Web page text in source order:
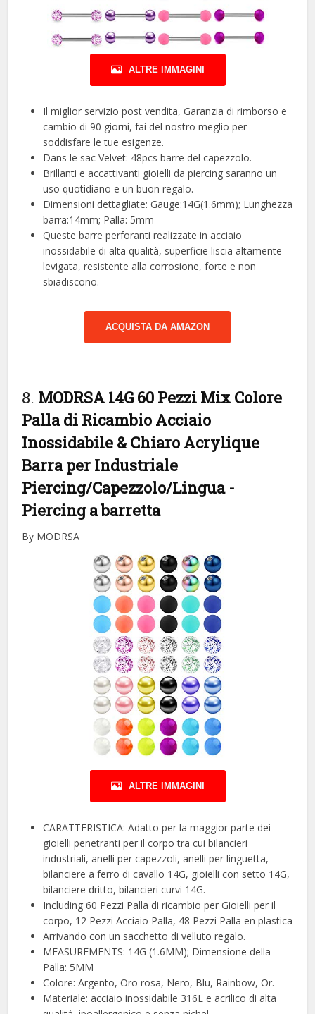
ALTRE IMMAGINI
Il miglior servizio post vendita, Garanzia di rimborso e
cambio di 90 giorni, fai del nostro meglio per
soddisfare le tue esigenze.
Dans le sac Velvet: 48pcs barre del capezzolo.
Brillanti e accattivanti gioielli da piercing saranno un
uso quotidiano e un buon regalo.
Dimensioni dettagliate: Gauge:14G(1.6mm); Lunghezza
barra:14mm; Palla: 5mm
Queste barre perforanti realizzate in acciaio
inossidabile di alta qualità, superficie liscia altamente
levigata, resistente alla corrosione, forte e non
sbiadiscono.
ACQUISTA DA AMAZON
8. MODRSA 14G 60 Pezzi Mix Colore
Palla di Ricambio Acciaio
Inossidabile & Chiaro Acrylique
Barra per Industriale
Piercing/Capezzolo/Lingua -
Piercing a barretta
By MODRSA
ALTRE IMMAGINI
CARATTERISTICA: Adatto per la maggior parte dei
gioielli penetranti per il corpo tra cui bilancieri
industriali, anelli per capezzoli, anelli per linguetta,
bilanciere a ferro di cavallo 14G, gioielli con setto 14G,
bilanciere dritto, bilancieri curvi 14G.
Including 60 Pezzi Palla di ricambio per Gioielli per il
corpo, 12 Pezzi Acciaio Palla, 48 Pezzi Palla en plastica
Arrivando con un sacchetto di velluto regalo.
MEASUREMENTS: 14G (1.6MM); Dimensione della
Palla: 5MM
Colore: Argento, Oro rosa, Nero, Blu, Rainbow, Or.
Materiale: acciaio inossidabile 316L e acrilico di alta